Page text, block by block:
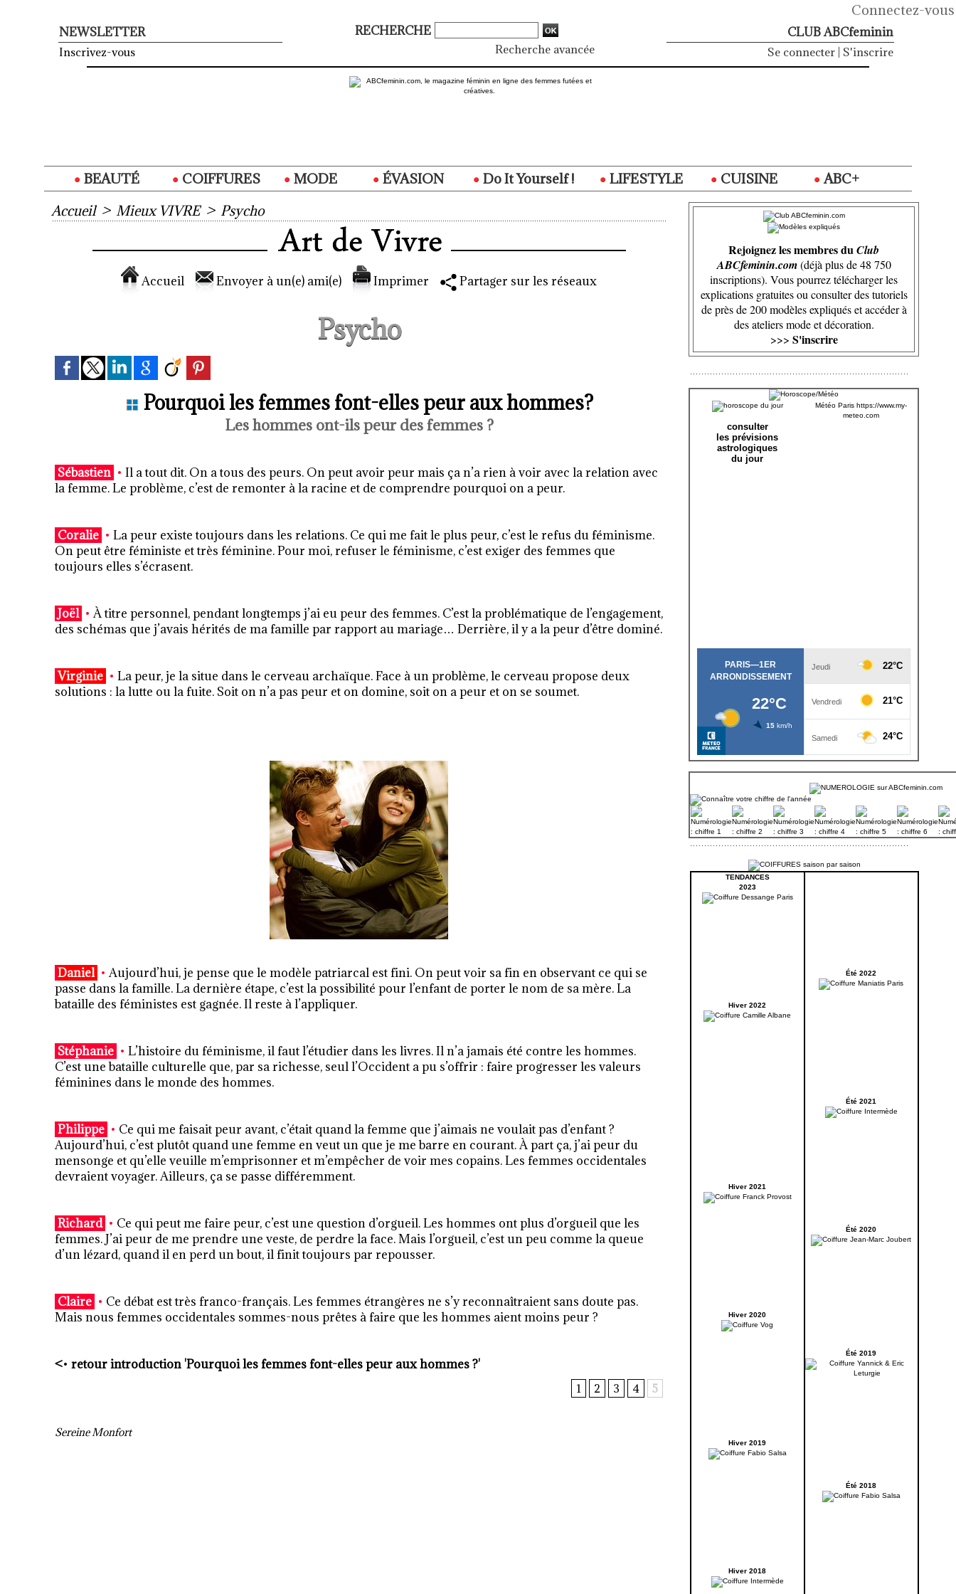
Connectez-vous
NEWSLETTER
Inscrivez-vous
RECHERCHE
Recherche avancée
CLUB ABCfeminin
Se connecter S'inscrire
BEAUTÉ COIFFURES MODE ÉVASION Do It Yourself ! LIFESTYLE CUISINE
ABC+
Accueil > Mieux VIVRE > Psycho
Accueil Envoyer à un(e) ami(e) Imprimer Partager sur les réseaux
Psycho
Pourquoi les femmes font-elles peur aux hommes?
Les hommes ont-ils peur des femmes ?
Sébastien • Il a tout dit. On a tous des peurs. On peut avoir peur mais ça n’a rien à voir avec la relation avec
la femme. Le problème, c’est de remonter à la racine et de comprendre pourquoi on a peur.
Coralie • La peur existe toujours dans les relations. Ce qui me fait le plus peur, c’est le refus du féminisme.
On peut être féministe et très féminine. Pour moi, refuser le féminisme, c’est exiger des femmes que
toujours elles s’écrasent.
Joël • À titre personnel, pendant longtemps j’ai eu peur des femmes. C’est la problématique de l’engagement,
des schémas que j’avais hérités de ma famille par rapport au mariage… Derrière, il y a la peur d’être dominé.
Virginie • La peur, je la situe dans le cerveau archaïque. Face à un problème, le cerveau propose deux
solutions : la lutte ou la fuite. Soit on n’a pas peur et on domine, soit on a peur et on se soumet.
Daniel • Aujourd’hui, je pense que le modèle patriarcal est fini. On peut voir sa fin en observant ce qui se
passe dans la famille. La dernière étape, c’est la possibilité pour l’enfant de porter le nom de sa mère. La
bataille des féministes est gagnée. Il reste à l’appliquer.
Stéphanie • L’histoire du féminisme, il faut l’étudier dans les livres. Il n’a jamais été contre les hommes.
C’est une bataille culturelle que, par sa richesse, seul l’Occident a pu s’offrir : faire progresser les valeurs
féminines dans le monde des hommes.
Philippe • Ce qui me faisait peur avant, c’était quand la femme que j’aimais ne voulait pas d’enfant ?
Aujourd’hui, c’est plutôt quand une femme en veut un que je me barre en courant. À part ça, j’ai peur du
mensonge et qu’elle veuille m’emprisonner et m’empêcher de voir mes copains. Les femmes occidentales
devraient voyager. Ailleurs, ça se passe différemment.
Richard • Ce qui peut me faire peur, c’est une question d’orgueil. Les hommes ont plus d’orgueil que les
femmes. J’ai peur de me prendre une veste, de perdre la face. Mais l’orgueil, c’est un peu comme la queue
d’un lézard, quand il en perd un bout, il finit toujours par repousser.
Claire • Ce débat est très franco-français. Les femmes étrangères ne s’y reconnaîtraient sans doute pas.
Mais nous femmes occidentales sommes-nous prêtes à faire que les hommes aient moins peur ?
<• retour introduction 'Pourquoi les femmes font-elles peur aux hommes ?'
1 2 3 4 5
Sereine Monfort
Rejoignez les membres duClub
ABCfeminin.com(déjà plus de 48 750
inscriptions). Vous pourrez télécharger les
explications gratuites ou consulter des tutoriels
de près de 200 modèles expliqués et accéder à
des ateliers mode et décoration.
>>> S'inscrire
consulter
les prévisions
astrologiques
du jour
Météo Paris https://www.my-
meteo.com
TENDANCES
2023
Hiver 2022
Hiver 2021
Hiver 2020
Hiver 2019
Hiver 2018
Été 2022
Été 2021
Été 2020
Été 2019
Été 2018